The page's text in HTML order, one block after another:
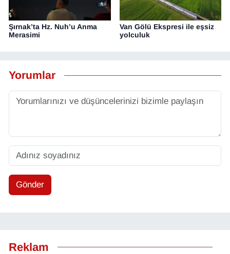
Şırnak’ta Hz. Nuh’u Anma
Merasimi
Van Gölü Ekspresi ile eşsiz
yolculuk
Yorumlar
Gönder
Reklam